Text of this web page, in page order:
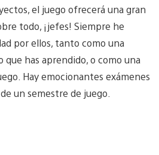
el juego ofrecerá una gran
todo, ¡jefes! Siempre he
por ellos, tanto como una
que has aprendido, o como una
Hay emocionantes exámenes
un semestre de juego.